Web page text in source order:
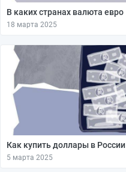
В каких странах валюта евро
18 марта 2025
Как купить доллары в России
5 марта 2025